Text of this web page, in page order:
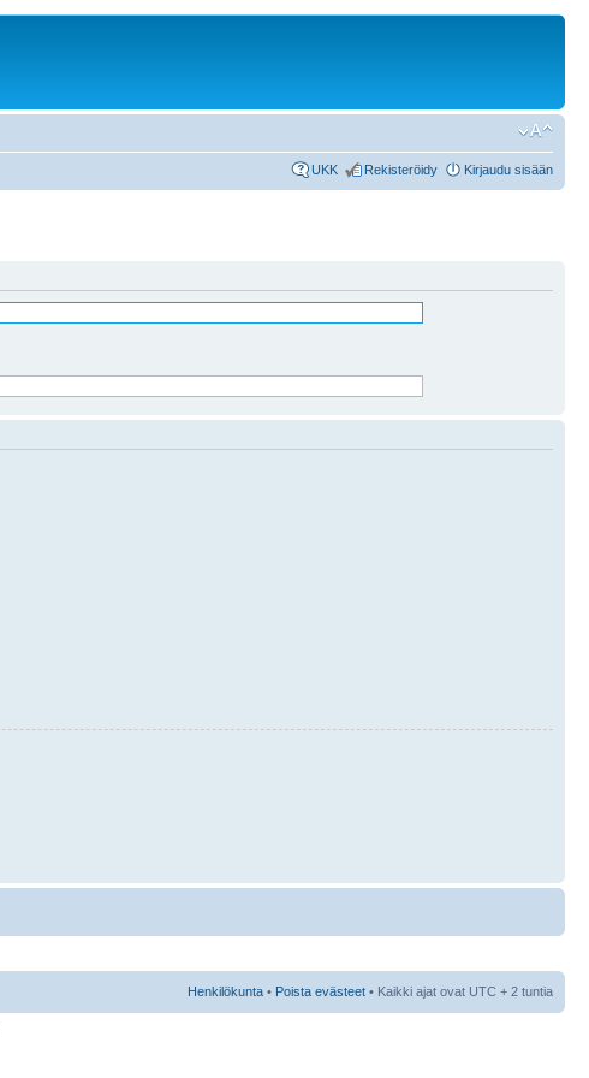
UKK Rekisteröidy Kirjaudu sisään
Henkilökunta • Poista evästeet • Kaikki ajat ovat UTC + 2 tuntia